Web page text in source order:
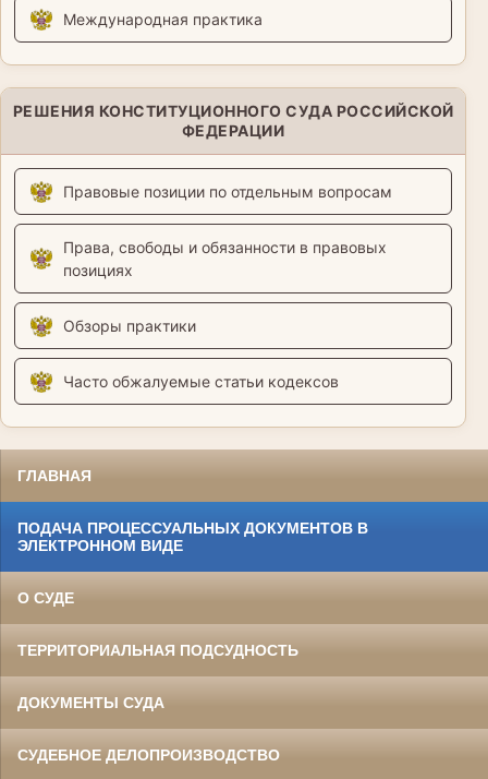
Международная практика
РЕШЕНИЯ КОНСТИТУЦИОННОГО СУДА РОССИЙСКОЙ
ФЕДЕРАЦИИ
Правовые позиции по отдельным вопросам
Права, свободы и обязанности в правовых
позициях
Обзоры практики
Часто обжалуемые статьи кодексов
ГЛАВНАЯ
ПОДАЧА ПРОЦЕССУАЛЬНЫХ ДОКУМЕНТОВ В
ЭЛЕКТРОННОМ ВИДЕ
О СУДЕ
ТЕРРИТОРИАЛЬНАЯ ПОДСУДНОСТЬ
ДОКУМЕНТЫ СУДА
СУДЕБНОЕ ДЕЛОПРОИЗВОДСТВО